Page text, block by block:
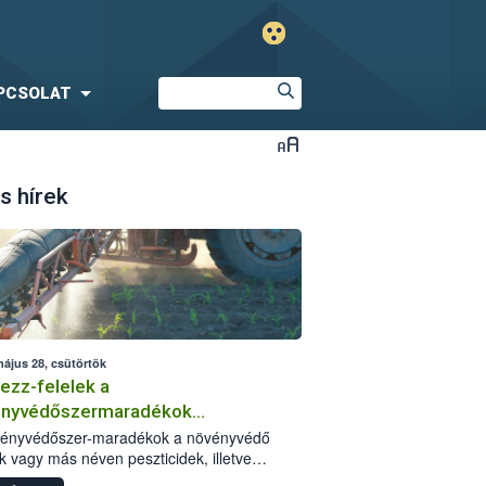
hírek
28, csütörtök
felelek a
kockázatáról
maradékok a növényvédő
vagy más néven peszticidek, illetve
kis mennyiségei, melyek a